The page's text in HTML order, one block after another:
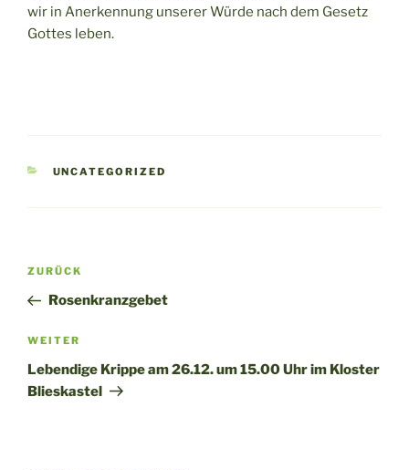
wir in Anerkennung unserer Würde nach dem Gesetz
Gottes leben.
KATEGORIEN
UNCATEGORIZED
Beitragsnavigation
Vorheriger
Beitrag
ZURÜCK
Rosenkranzgebet
Nächster
Beitrag
WEITER
Lebendige Krippe am 26.12. um 15.00 Uhr im Kloster
Blieskastel